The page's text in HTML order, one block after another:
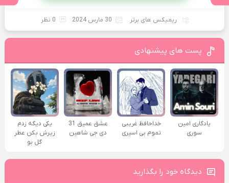
ریمیکس های برتر 30 مارس 2024 0 نظر
پست های پیشنهادی
یادگاری امین
سوری
خداحافظ غریبی
تموم بی اسیری
عشق عمیق 31
دی جی شاهین
یکی دیگه زدم
زیرش بکن عطر
گل بو
دیدگاه خود را بگذارید